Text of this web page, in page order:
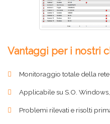
Vantaggi per i nostri
Monitoraggio totale della
Applicabile su S.O.
Problemi rilevati e risolti